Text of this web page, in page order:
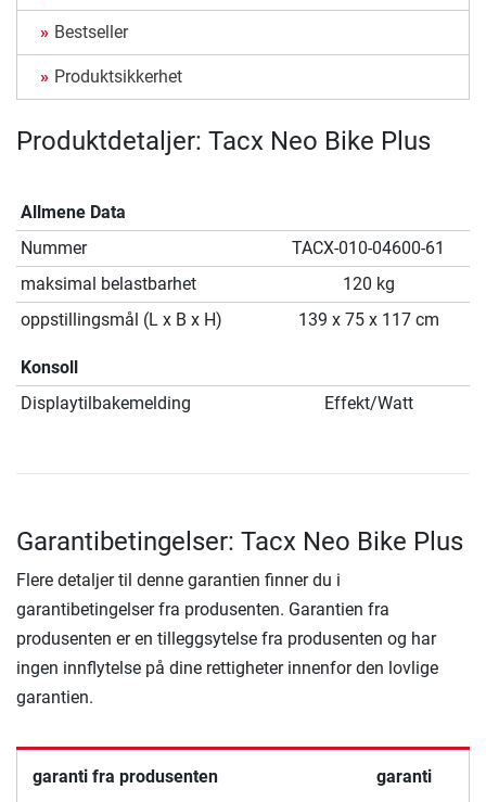
Bestseller
Produktsikkerhet
Produktdetaljer: Tacx Neo Bike Plus
Allmene Data
Nummer
TACX-010-04600-61
maksimal belastbarhet
120 kg
oppstillingsmål (L x B x H)
139 x 75 x 117 cm
Konsoll
Displaytilbakemelding
Effekt/Watt
Garantibetingelser: Tacx Neo Bike Plus
Flere detaljer til denne garantien finner du i
garantibetingelser fra produsenten. Garantien fra
produsenten er en tilleggsytelse fra produsenten og har
ingen innflytelse på dine rettigheter innenfor den lovlige
garantien.
garanti fra produsenten garanti